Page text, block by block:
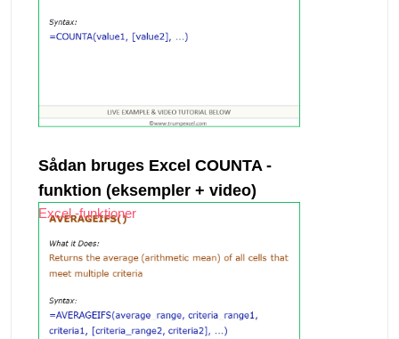
Sådan bruges Excel COUNTA -
funktion (eksempler + video)
Excel -funktioner